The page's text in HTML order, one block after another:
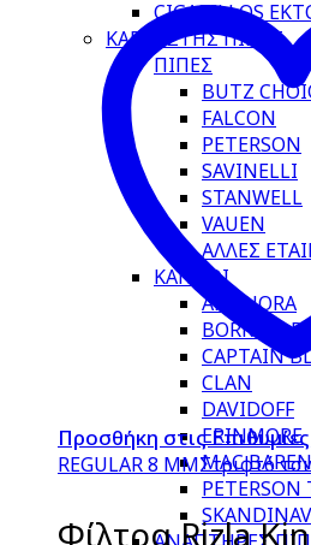
CIGARILLOS
ΚΑΠΝΙΣΤΗΣ ΠΙΠΑΣ
ΠΙΠΕΣ
BUTZ
FALCON
PETERSON
SAVINELLI
STANWELL
VAUEN
ΑΛΛΕΣ
ΚΑΠΝΟΙ
AMPHORA
BORKUM
CAPTAIN
CLAN
DAVIDOFF
ERINMORE
MAC BAREN
PETERSON
Προσθήκη στις
REGULAR 8 MMΣτριφτό
Φίλτρα Rizla